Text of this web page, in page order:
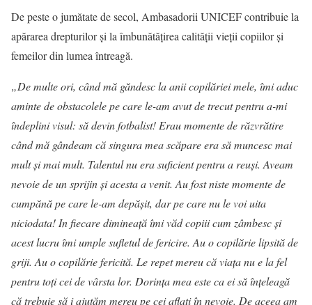
De peste o jumătate de secol, Ambasadorii UNICEF contribuie la
apărarea drepturilor şi la îmbunătăţirea calităţii vieţii copiilor şi
femeilor din lumea întreagă.
„De multe ori, când mă găndesc la anii copilăriei mele, îmi aduc
aminte de obstacolele pe care le-am avut de trecut pentru a-mi
îndeplini visul: să devin fotbalist! Erau momente de răzvrătire
când mă gândeam că singura mea scăpare era să muncesc mai
mult şi mai mult. Talentul nu era suficient pentru a reuşi. Aveam
nevoie de un sprijin şi acesta a venit. Au fost niste momente de
cumpănă pe care le-am depăşit, dar pe care nu le voi uita
niciodata! In fiecare dimineaţă îmi văd copiii cum zâmbesc şi
acest lucru îmi umple sufletul de fericire. Au o copilărie lipsită de
griji. Au o copilărie fericită. Le repet mereu că viaţa nu e la fel
pentru toţi cei de vârsta lor. Dorinţa mea este ca ei să înţeleagă
că trebuie să i ajutăm mereu pe cei aflaţi în nevoie. De aceea am